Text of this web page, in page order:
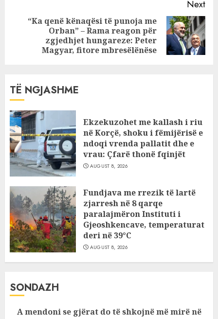
Next
“Ka qenë kënaqësi të punoja me
Orban” – Rama reagon për
zgjedhjet hungareze: Peter
Magyar, fitore mbresëlënëse
TË NGJASHME
Ekzekuzohet me kallash i riu
në Korçë, shoku i fëmijërisë e
ndoqi vrenda pallatit dhe e
vrau: Çfarë thonë fqinjët
AUGUST 8, 2026
Fundjava me rrezik të lartë
zjarresh në 8 qarqe
paralajmëron Instituti i
Gjeoshkencave, temperaturat
deri në 39°C
AUGUST 8, 2026
SONDAZH
A mendoni se gjërat do të shkojnë më mirë në